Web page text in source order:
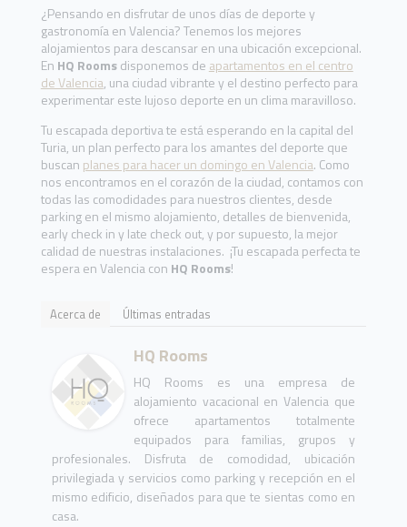
¿Pensando en disfrutar de unos días de deporte y
gastronomía en Valencia? Tenemos los mejores
alojamientos para descansar en una ubicación excepcional.
En HQ Roomsdisponemos de apartamentos en el centro
de Valencia, una ciudad vibrante y el destino perfecto para
experimentar este lujoso deporte en un clima maravilloso.
Tu escapada deportiva te está esperando en la capital del
Turia, un plan perfecto para los amantes del deporte que
buscan planes para hacer un domingo en Valencia. Como
nos encontramos en el corazón de la ciudad, contamos con
todas las comodidades para nuestros clientes, desde
parking en el mismo alojamiento, detalles de bienvenida,
early check in y late check out, y por supuesto, la mejor
calidad de nuestras instalaciones. ¡Tu escapada perfecta te
espera en Valencia con HQ Rooms!
Acerca de Últimas entradas
HQ Rooms
HQ Rooms es una empresa de
alojamiento vacacional en Valencia que
ofrece apartamentos totalmente
equipados para familias, grupos y
profesionales. Disfruta de comodidad, ubicación
privilegiada y servicios como parking y recepción en el
mismo edificio, diseñados para que te sientas como en
casa.